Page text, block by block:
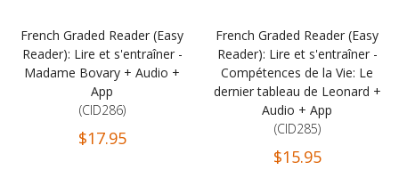
French Graded Reader (Easy
Reader): Lire et s'entraîner -
Madame Bovary + Audio +
App
(CID286)
$17.95
French Graded Reader (Easy
Reader): Lire et s'entraîner -
Compétences de la Vie: Le
dernier tableau de Leonard +
Audio + App
(CID285)
$15.95